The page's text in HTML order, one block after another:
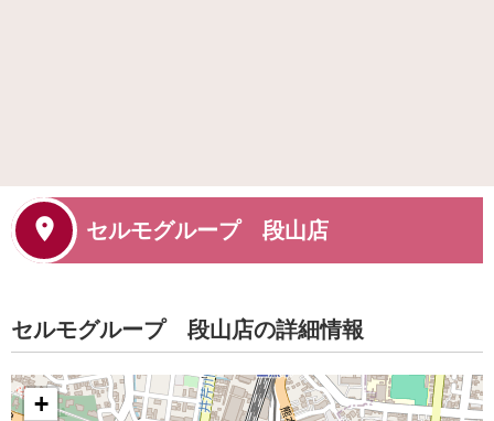
セルモグループ 段山店
セルモグループ 段山店の詳細情報
+